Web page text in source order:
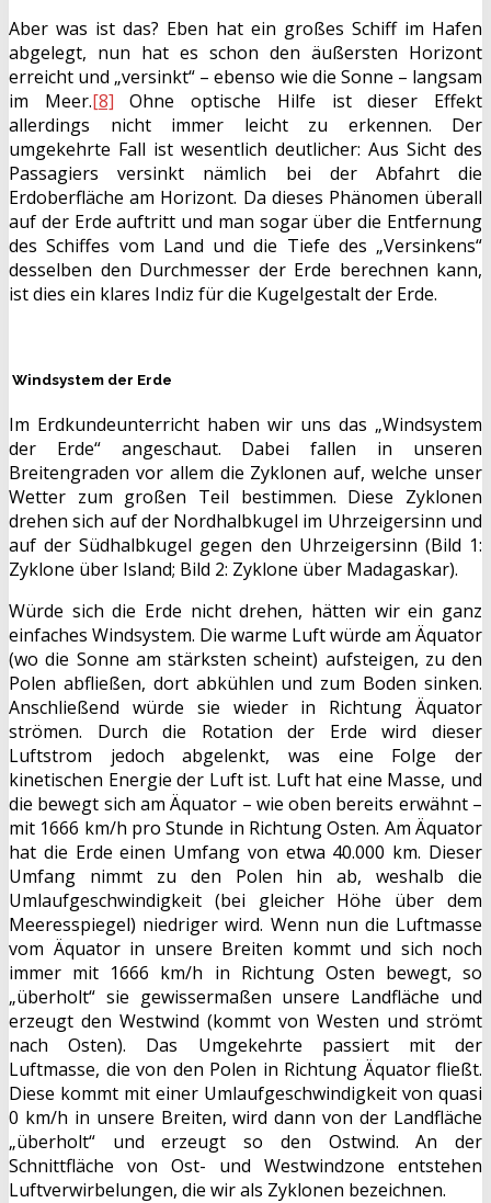
Aber was ist das? Eben hat ein großes Schiff im Hafen
abgelegt, nun hat es schon den äußersten Horizont
erreicht und „versinkt“ – ebenso wie die Sonne – langsam
im Meer.[8] Ohne optische Hilfe ist dieser Effekt
allerdings nicht immer leicht zu erkennen. Der
umgekehrte Fall ist wesentlich deutlicher: Aus Sicht des
Passagiers versinkt nämlich bei der Abfahrt die
Erdoberfläche am Horizont. Da dieses Phänomen überall
auf der Erde auftritt und man sogar über die Entfernung
des Schiffes vom Land und die Tiefe des „Versinkens“
desselben den Durchmesser der Erde berechnen kann,
ist dies ein klares Indiz für die Kugelgestalt der Erde.
Windsystem der Erde
Im Erdkundeunterricht haben wir uns das „Windsystem
der Erde“ angeschaut. Dabei fallen in unseren
Breitengraden vor allem die Zyklonen auf, welche unser
Wetter zum großen Teil bestimmen. Diese Zyklonen
drehen sich auf der Nordhalbkugel im Uhrzeigersinn und
auf der Südhalbkugel gegen den Uhrzeigersinn (Bild 1:
Zyklone über Island; Bild 2: Zyklone über Madagaskar).
Würde sich die Erde nicht drehen, hätten wir ein ganz
einfaches Windsystem. Die warme Luft würde am Äquator
(wo die Sonne am stärksten scheint) aufsteigen, zu den
Polen abfließen, dort abkühlen und zum Boden sinken.
Anschließend würde sie wieder in Richtung Äquator
strömen. Durch die Rotation der Erde wird dieser
Luftstrom jedoch abgelenkt, was eine Folge der
kinetischen Energie der Luft ist. Luft hat eine Masse, und
die bewegt sich am Äquator – wie oben bereits erwähnt –
mit 1666 km/h pro Stunde in Richtung Osten. Am Äquator
hat die Erde einen Umfang von etwa 40.000 km. Dieser
Umfang nimmt zu den Polen hin ab, weshalb die
Umlaufgeschwindigkeit (bei gleicher Höhe über dem
Meeresspiegel) niedriger wird. Wenn nun die Luftmasse
vom Äquator in unsere Breiten kommt und sich noch
immer mit 1666 km/h in Richtung Osten bewegt, so
„überholt“ sie gewissermaßen unsere Landfläche und
erzeugt den Westwind (kommt von Westen und strömt
nach Osten). Das Umgekehrte passiert mit der
Luftmasse, die von den Polen in Richtung Äquator fließt.
Diese kommt mit einer Umlaufgeschwindigkeit von quasi
0 km/h in unsere Breiten, wird dann von der Landfläche
„überholt“ und erzeugt so den Ostwind. An der
Schnittfläche von Ost- und Westwindzone entstehen
Luftverwirbelungen, die wir als Zyklonen bezeichnen.